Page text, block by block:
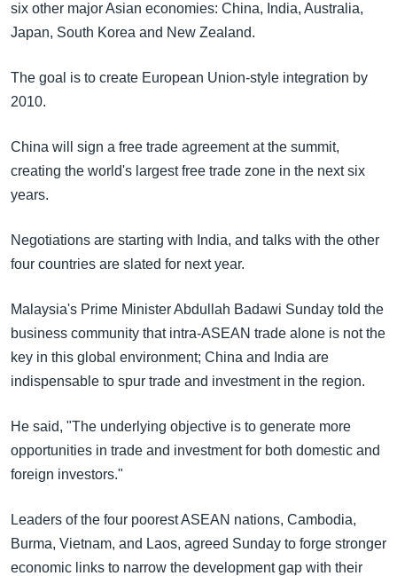
သို့
ကျော်
six other major Asian economies: China, India, Australia,
Japan, South Korea and New Zealand.
The goal is to create European Union-style integration by
2010.
China will sign a free trade agreement at the summit,
creating the world's largest free trade zone in the next six
years.
Negotiations are starting with India, and talks with the other
four countries are slated for next year.
Malaysia's Prime Minister Abdullah Badawi Sunday told the
business community that intra-ASEAN trade alone is not the
key in this global environment; China and India are
indispensable to spur trade and investment in the region.
He said, "The underlying objective is to generate more
opportunities in trade and investment for both domestic and
foreign investors."
Leaders of the four poorest ASEAN nations, Cambodia,
Burma, Vietnam, and Laos, agreed Sunday to forge stronger
economic links to narrow the development gap with their